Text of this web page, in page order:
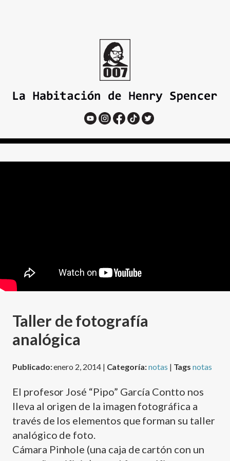
Taller de fotografía
analógica
Publicado:enero 2, 2014 | Categoría:notas | Tagsnotas
El profesor José “Pipo” García Contto nos
lleva al origen de la imagen fotográfica a
través de los elementos que forman su taller
analógico de foto.
Cámara Pinhole (una caja de cartón con un